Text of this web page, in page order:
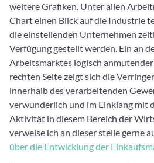
weitere Grafiken. Unter allen
Chart einen Blick auf die Industrie
die einstellenden Unternehmen
Verfügung gestellt werden. Ein an
Arbeitsmarktes logisch
rechten Seite zeigt sich die
innerhalb des verarbeitenden
verwunderlich und im Einklang mit
Aktivität in diesem Bereich der
verweise ich an dieser stelle gerne
über die Entwicklung der